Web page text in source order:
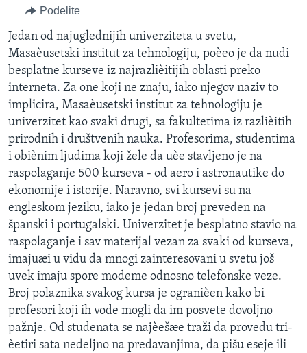
pretragu
GLOBALNE TEME
EKONOMIJA
MEDICINA
KULTURA
DRUŠTVO
SPORT
INTERVJU
IZ AMERIKE
PRATITE NAS
Jezici
Podelite
Jedan od najuglednijih univerziteta u svetu,
Masaèusetski institut za tehnologiju, poèeo je da nudi
besplatne kurseve iz najrazlièitijih oblasti preko
interneta. Za one koji ne znaju, iako njegov naziv to
implicira, Masaèusetski institut za tehnologiju je
univerzitet kao svaki drugi, sa fakultetima iz razlièitih
prirodnih i društvenih nauka. Profesorima, studentima
i obiènim ljudima koji žele da uèe stavljeno je na
raspolaganje 500 kurseva - od aero i astronautike do
ekonomije i istorije. Naravno, svi kursevi su na
engleskom jeziku, iako je jedan broj preveden na
španski i portugalski. Univerzitet je besplatno stavio na
raspolaganje i sav materijal vezan za svaki od kurseva,
imajuæi u vidu da mnogi zainteresovani u svetu još
uvek imaju spore modeme odnosno telefonske veze.
Broj polaznika svakog kursa je ogranièen kako bi
profesori koji ih vode mogli da im posvete dovoljno
pažnje. Od studenata se najèešæe traži da provedu tri-
èetiri sata nedeljno na predavanjima, da pišu eseje ili